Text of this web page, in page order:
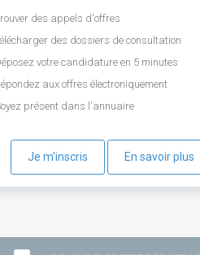
des appels d'offres
des dossiers de consultation
votre candidature en 5 minutes
aux offres électroniquement
présent dans l'annuaire
Je m'inscris En savoir plus